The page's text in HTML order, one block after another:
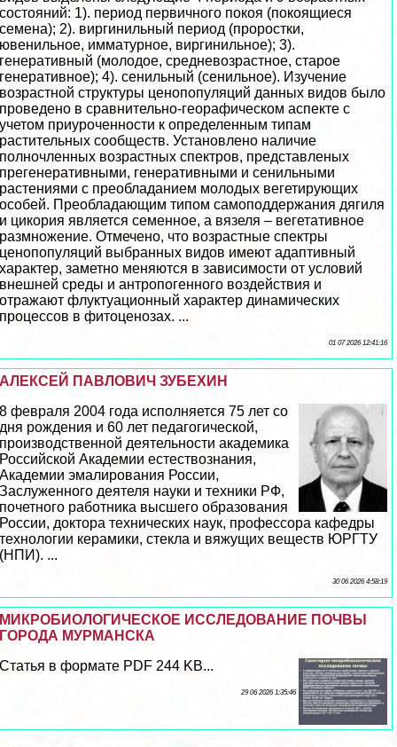
состояний: 1). период первичного покоя (покоящиеся
семена); 2). виргинильный период (проростки,
ювенильное, имматурное, виргинильное); 3).
генеративный (молодое, средневозрастное, старое
генеративное); 4). сенильный (сенильное). Изучение
возрастной структуры ценопопуляций данных видов было
проведено в сравнительно-георафическом аспекте с
учетом приуроченности к определенным типам
растительных сообществ. Установлено наличие
полночлeнных возрастных спектров, представленых
прегенеративными, генеративными и сенильными
растениями с преобладанием молодых вегетирующих
особей. Преобладающим типом самоподдержания дягиля
и цикория является семенное, а вязеля – вегетативное
размножение. Отмечено, что возрастные спектры
ценопопуляций выбранных видов имеют адаптивный
хаpaктер, заметно меняются в зависимости от условий
внешней среды и антропогенного воздействия и
отражают флуктуационный хаpaктер динамических
процессов в фитоценозах. ...
01 07 2026 12:41:16
АЛЕКСЕЙ ПАВЛОВИЧ ЗУБЕХИН
8 февраля 2004 года исполняется 75 лет со
дня рождения и 60 лет педагогической,
производственной деятельности академика
Российской Академии естествознания,
Академии эмалирования России,
Заслуженного деятеля науки и техники РФ,
почетного работника высшего образования
России, доктора технических наук, профессора кафедры
технологии керамики, стекла и вяжущих веществ ЮРГТУ
(НПИ). ...
30 06 2026 4:58:19
МИКРОБИОЛОГИЧЕСКОЕ ИССЛЕДОВАНИЕ ПОЧВЫ
ГОРОДА МУРМАНСКА
Статья в формате PDF 244 KB...
29 06 2026 1:35:46